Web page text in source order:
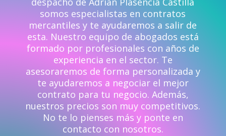
somos especialistas en contratos
mercantiles y te ayudaremos a salir de
esta. Nuestro equipo de abogados está
formado por profesionales con años de
experiencia en el sector. Te
asesoraremos de forma personalizada y
te ayudaremos a negociar el mejor
contrato para tu negocio. Además,
nuestros precios son muy competitivos.
No te lo pienses más y ponte en
contacto con nosotros.